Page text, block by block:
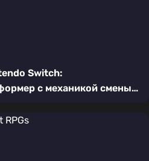
Switch:
с механикой смены